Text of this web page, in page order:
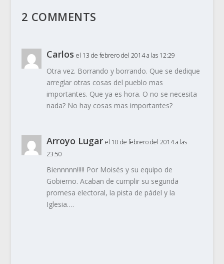
2 COMMENTS
Carlos el 13 de febrero del 2014 a las 12:29
Otra vez. Borrando y borrando. Que se dedique
arreglar otras cosas del pueblo mas
importantes. Que ya es hora. O no se necesita
nada? No hay cosas mas importantes?
Arroyo Lugar el 10 de febrero del 2014 a las
23:50
Biennnnn!!!!! Por Moisés y su equipo de
Gobierno. Acaban de cumplir su segunda
promesa electoral, la pista de pádel y la
Iglesia….